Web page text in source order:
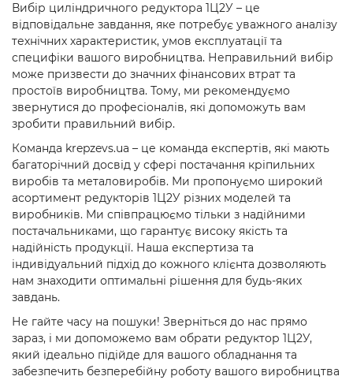
Вибір циліндричного редуктора 1Ц2У – це
відповідальне завдання, яке потребує уважного аналізу
технічних характеристик, умов експлуатації та
специфіки вашого виробництва. Неправильний вибір
може призвести до значних фінансових втрат та
простоїв виробництва. Тому, ми рекомендуємо
звернутися до професіоналів, які допоможуть вам
зробити правильний вибір.
Команда krepzevs.ua – це команда експертів, які мають
багаторічний досвід у сфері постачання кріпильних
виробів та металовиробів. Ми пропонуємо широкий
асортимент редукторів 1Ц2У різних моделей та
виробників. Ми співпрацюємо тільки з надійними
постачальниками, що гарантує високу якість та
надійність продукції. Наша експертиза та
індивідуальний підхід до кожного клієнта дозволяють
нам знаходити оптимальні рішення для будь-яких
завдань.
Не гайте часу на пошуки! Зверніться до нас прямо
зараз, і ми допоможемо вам обрати редуктор 1Ц2У,
який ідеально підійде для вашого обладнання та
забезпечить безперебійну роботу вашого виробництва